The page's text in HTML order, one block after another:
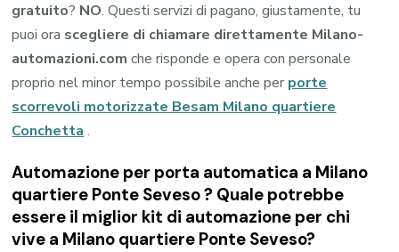
gratuito? NO. Questi servizi di pagano, giustamente, tu
puoi ora scegliere di chiamare direttamente Milano-
automazioni.com che risponde e opera con personale
proprio nel minor tempo possibile anche per porte
scorrevoli motorizzate Besam Milano quartiere
Conchetta .
Automazione per porta automatica a Milano
quartiere Ponte Seveso ? Quale potrebbe
essere il miglior kit di automazione per chi
vive a Milano quartiere Ponte Seveso?